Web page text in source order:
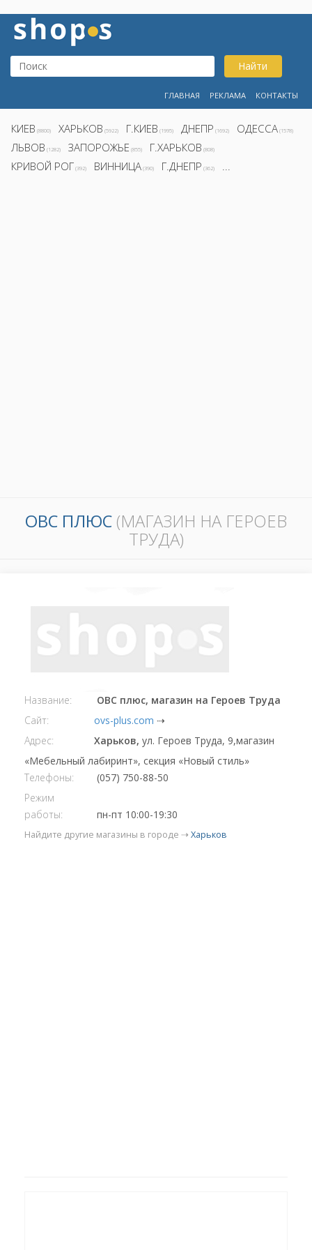
Найти
ГЛАВНАЯ РЕКЛАМА КОНТАКТЫ
КИЕВ (8800) ХАРЬКОВ (5922) Г.КИЕВ (1995) ДНЕПР (1692) ОДЕССА (1578)
ЛЬВОВ (1282) ЗАПОРОЖЬЕ (855) Г.ХАРЬКОВ (808)
КРИВОЙ РОГ (392) ВИННИЦА (390) Г.ДНЕПР (362) ...
ОВС ПЛЮС (МАГАЗИН НА ГЕРОЕВ
ТРУДА)
Название:
ОВС плюс, магазин на Героев Труда
Сайт:
ovs-plus.com ⇢
Адрес:
Харьков, ул. Героев Труда, 9,магазин
«Мебельный лабиринт», секция «Новый стиль»
Телефоны:
(057) 750-88-50
Режим
работы:
пн-пт 10:00-19:30
Найдите другие магазины в городе ⇢ Харьков